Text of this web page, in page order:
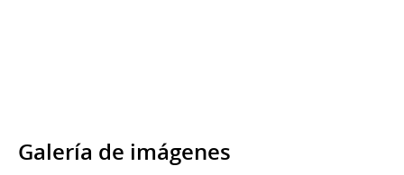
Galería de imágenes